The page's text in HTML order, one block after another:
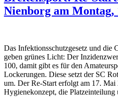
Nienborg am Montag,
Das Infektionsschutzgesetz und die
geben grünes Licht: Der
100, damit gibt es für den
Lockerungen. Diese setzt der SC
um. Der Re-Start erfolgt am 17.
Hygienekonzept, die Platzeinteilung